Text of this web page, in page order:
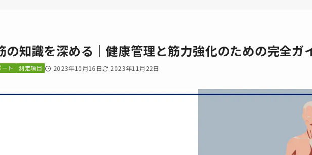
の知識を深める｜健康管理と筋力強化のための完全ガ
ト 測定項目 2023年10月16日 2023年11月22日